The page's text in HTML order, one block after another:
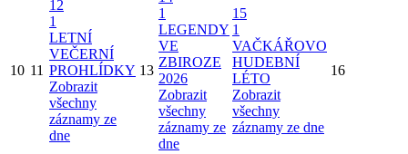
10 11
12
1
LETNÍ
VEČERNÍ
PROHLÍDKY
Zobrazit
všechny
záznamy ze
dne
13
1
LEGENDY
VE
ZBIROZE
2026
Zobrazit
všechny
záznamy ze
dne
15
1
VAČKÁŘOVO
HUDEBNÍ
LÉTO
Zobrazit
všechny
záznamy ze dne
16